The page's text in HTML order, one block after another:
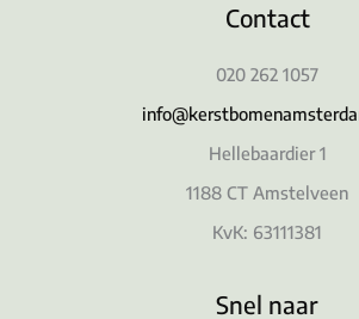
Contact
020 262 1057
Hellebaardier 1
1188 CT Amstelveen
KvK: 63111381
Snel naar